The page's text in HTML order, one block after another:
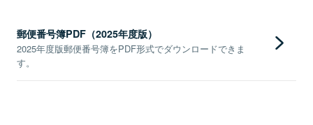
郵便番号簿PDF（2025年度版）
2025年度版郵便番号簿をPDF形式でダウンロードできま
す。